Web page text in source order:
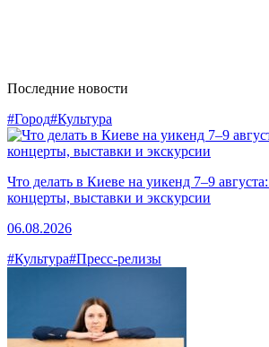
Последние новости
#Город#Культура
Что делать в Киеве на уикенд 7–9
концерты, выставки и экскурсии
06.08.2026
#Культура#Пресс-релизы